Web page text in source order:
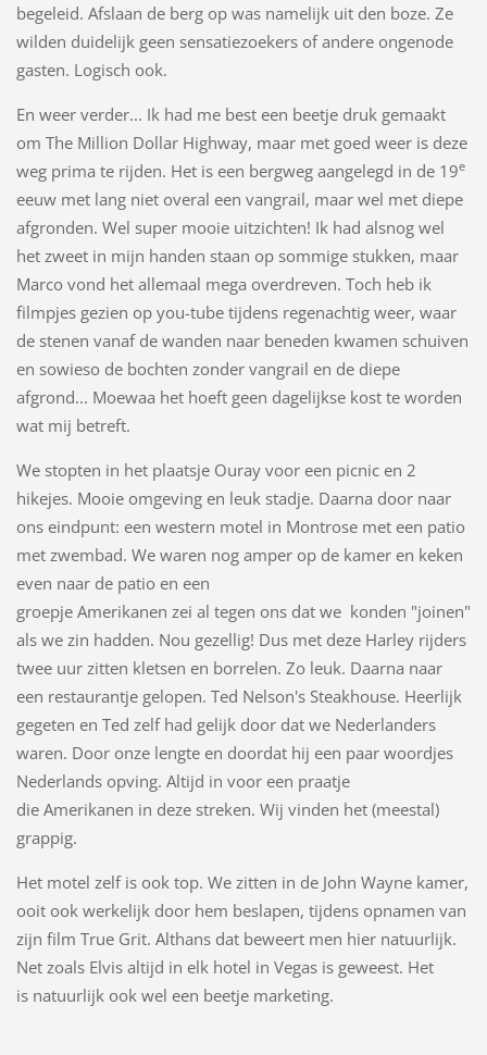
begeleid. Afslaan de berg op was namelijk uit den boze. Ze
wilden duidelijk geen sensatiezoekers of andere ongenode
gasten. Logisch ook.
En weer verder... Ik had me best een beetje druk gemaakt
om The Million Dollar Highway, maar met goed weer is deze
weg prima te rijden. Het is een bergweg aangelegd in de 19e
eeuw met lang niet overal een vangrail, maar wel met diepe
afgronden. Wel super mooie uitzichten! Ik had alsnog wel
het zweet in mijn handen staan op sommige stukken, maar
Marco vond het allemaal mega overdreven. Toch heb ik
filmpjes gezien op you-tube tijdens regenachtig weer, waar
de stenen vanaf de wanden naar beneden kwamen schuiven
en sowieso de bochten zonder vangrail en de diepe
afgrond... Moewaa het hoeft geen dagelijkse kost te worden
wat mij betreft.
We stopten in het plaatsje Ouray voor een picnic en 2
hikejes. Mooie omgeving en leuk stadje. Daarna door naar
ons eindpunt: een western motel in Montrose met een patio
met zwembad. We waren nog amper op de kamer en keken
even naar de patio en een
groepje Amerikanen zei al tegen ons dat we konden "joinen"
als we zin hadden. Nou gezellig! Dus met deze Harley rijders
twee uur zitten kletsen en borrelen. Zo leuk. Daarna naar
een restaurantje gelopen. Ted Nelson's Steakhouse. Heerlijk
gegeten en Ted zelf had gelijk door dat we Nederlanders
waren. Door onze lengte en doordat hij een paar woordjes
Nederlands opving. Altijd in voor een praatje
die Amerikanen in deze streken. Wij vinden het (meestal)
grappig.
Het motel zelf is ook top. We zitten in de John Wayne kamer,
ooit ook werkelijk door hem beslapen, tijdens opnamen van
zijn film True Grit. Althans dat beweert men hier natuurlijk.
Net zoals Elvis altijd in elk hotel in Vegas is geweest. Het
is natuurlijk ook wel een beetje marketing.